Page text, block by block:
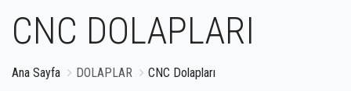
CNC DOLAPLARI
Ana Sayfa DOLAPLAR CNC Dolapları